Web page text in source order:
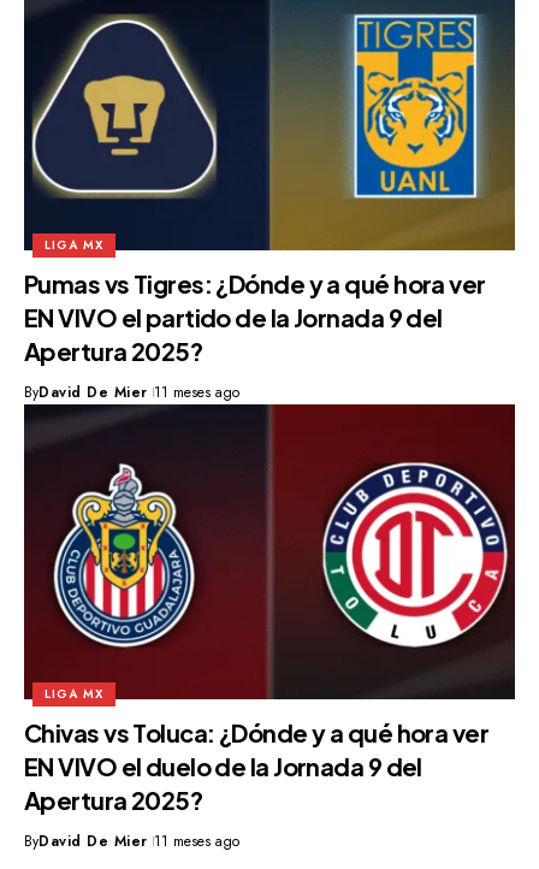
LIGA MX
Pumas vs Tigres: ¿Dónde y a qué hora ver
EN VIVO el partido de la Jornada 9 del
Apertura 2025?
ByDavid De Mier 11 meses ago
LIGA MX
Chivas vs Toluca: ¿Dónde y a qué hora ver
EN VIVO el duelo de la Jornada 9 del
Apertura 2025?
ByDavid De Mier 11 meses ago